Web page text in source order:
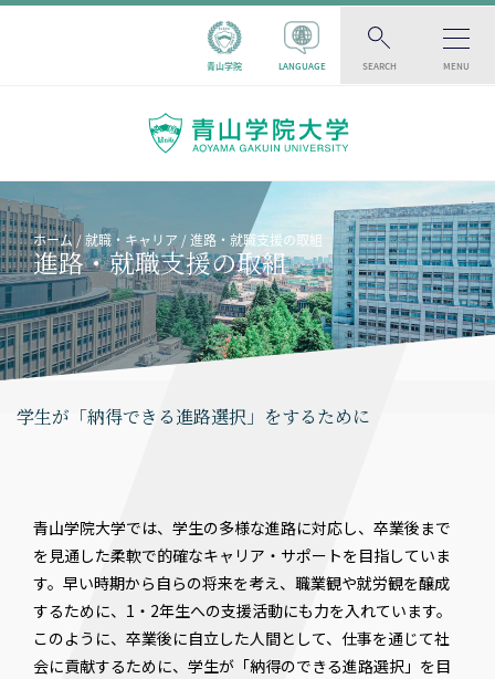
青山学院 LANGUAGE SEARCH MENU
ホーム 就職・キャリア 進路・就職支援の取組
進路・就職支援の取組
学生が「納得できる進路選択」をするために
青山学院大学では、学生の多様な進路に対応し、卒業後まで
を見通した柔軟で的確なキャリア・サポートを目指していま
す。早い時期から自らの将来を考え、職業観や就労観を醸成
するために、1・2年生への支援活動にも力を入れています。
このように、卒業後に自立した人間として、仕事を通じて社
会に貢献するために、学生が「納得のできる進路選択」を目